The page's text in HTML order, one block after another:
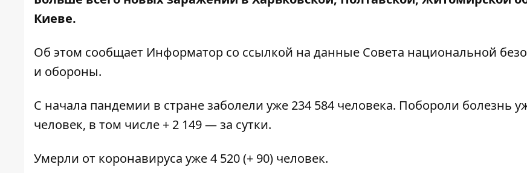
Киеве.
Об этом сообщает Информатор со ссылкой на данные Совета национальной
и обороны.
С начала пандемии в стране заболели уже 234 584 человека. Побороли болезнь
человек, в том числе + 2 149 — за сутки.
Умерли от коронавируса уже 4 520 (+ 90) человек.